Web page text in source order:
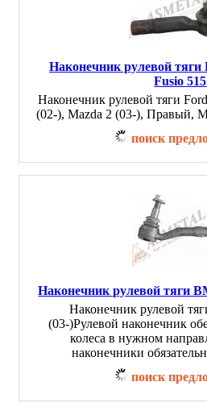
Наконечник рулевой тяги
Fusio 515
Наконечник рулевой тяги
(02-), Mazda 2 (03-), Правый,
поиск
Наконечник рулевой тяги
Наконечник рулевой
(03-)Рулевой наконечник
колеса в нужном
наконечники
поиск